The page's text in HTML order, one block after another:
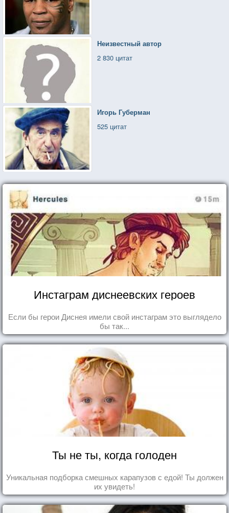
Неизвестный автор
2 830 цитат
Игорь Губерман
525 цитат
Инстаграм диснеевских героев
Если бы герои Диснея имели свой инстаграм это выглядело
бы так...
Ты не ты, когда голоден
Уникальная подборка смешных карапузов с едой! Ты должен
их увидеть!